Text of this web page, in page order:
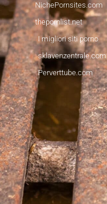
NichePornsites.com
thepornlist.net
I migliori siti porno
sklavenzentrale.com
Perverttube.com